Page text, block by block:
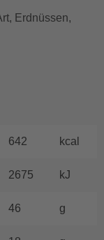
Erdnüssen,
642 kcal
2675 kJ
46 g